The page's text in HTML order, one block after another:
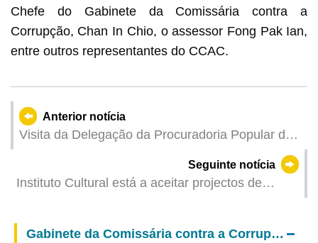
Chefe do Gabinete da Comissária contra a
Corrupção, Chan In Chio, o assessor Fong Pak Ian,
entre outros representantes do CCAC.
Anterior notícia
Visita da Delegação da Procuradoria Popular da
Seguinte notícia
Instituto Cultural está a aceitar projectos de
Internacional de Arte La Biennale di Venezia –Gabinete da Comissária contra a Corrupção